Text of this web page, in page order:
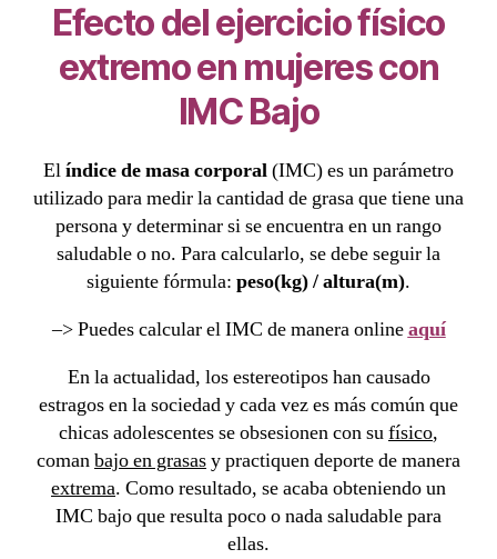
Efecto del ejercicio físico
extremo en mujeres con
IMC Bajo
Elíndice de masa corporal(IMC) es un parámetro
utilizado para medir la cantidad de grasa que tiene una
persona y determinar si se encuentra en un rango
saludable o no. Para calcularlo, se debe seguir la
siguiente fórmula: peso(kg) / altura(m).
–> Puedes calcular el IMC de manera onlineaquí
En la actualidad, los estereotipos han causado
estragos en la sociedad y cada vez es más común que
chicas adolescentes se obsesionen con sufísico,
comanbajo en grasasy practiquen deporte de manera
extrema. Como resultado, se acaba obteniendo un
IMC bajo que resulta poco o nada saludable para
ellas.